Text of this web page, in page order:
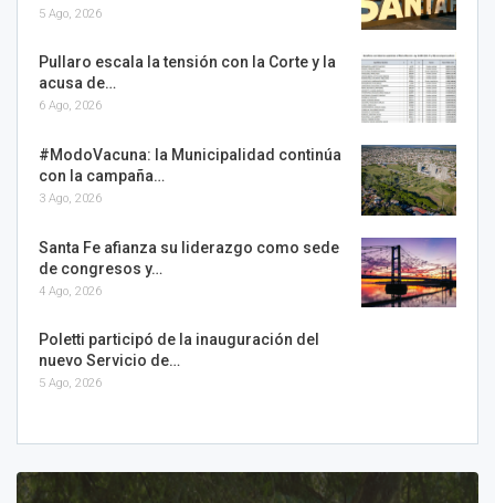
5 Ago, 2026
Pullaro escala la tensión con la Corte y la
acusa de…
6 Ago, 2026
#ModoVacuna: la Municipalidad continúa
con la campaña…
3 Ago, 2026
Santa Fe afianza su liderazgo como sede
de congresos y…
4 Ago, 2026
Poletti participó de la inauguración del
nuevo Servicio de…
5 Ago, 2026